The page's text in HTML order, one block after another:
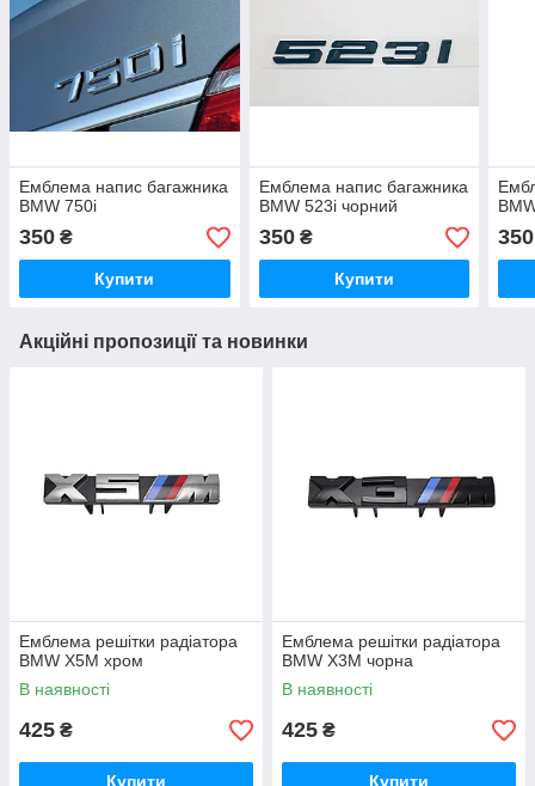
Емблема напис багажника
BMW 750i
350 ₴
Купити
Емблема напис багажника
BMW 523i чорний
350₴
Купити
350
Акційні пропозиції та новинки
Емблема решітки радіатора
BMW X5M хром
В наявності
425 ₴
Купити
Емблема решітки радіатора
BMW X3M чорна
В наявності
425 ₴
Купити